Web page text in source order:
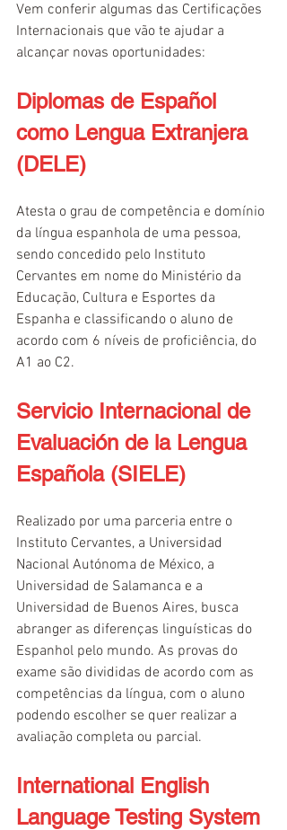
Vem conferir algumas das Certificações
Internacionais que vão te ajudar a
alcançar novas oportunidades:
Diplomas de Español
como Lengua Extranjera
(DELE)
Atesta o grau de competência e domínio
da língua espanhola de uma pessoa,
sendo concedido pelo Instituto
Cervantes em nome do Ministério da
Educação, Cultura e Esportes da
Espanha e classificando o aluno de
acordo com 6 níveis de proficiência, do
A1 ao C2.
Servicio Internacional de
Evaluación de la Lengua
Española (SIELE)
Realizado por uma parceria entre o
Instituto Cervantes, a Universidad
Nacional Autónoma de México, a
Universidad de Salamanca e a
Universidad de Buenos Aires, busca
abranger as diferenças linguísticas do
Espanhol pelo mundo. As provas do
exame são divididas de acordo com as
competências da língua, com o aluno
podendo escolher se quer realizar a
avaliação completa ou parcial.
International English
Language Testing System